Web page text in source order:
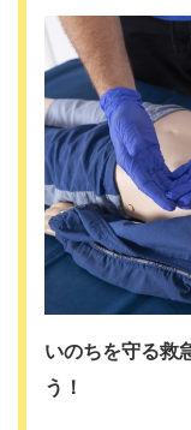
いのちを守る救
う！